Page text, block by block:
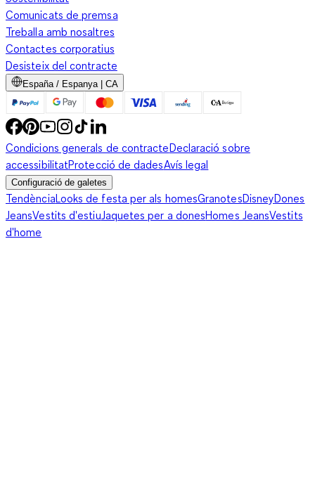
Comunicats de premsa
Treballa amb nosaltres
Contactes corporatius
Desisteix del contracte
España / Espanya | CA
Condicions generals de contracteDeclaració sobre
accessibilitatProtecció de dadesAvís legal
Configuració de galetes
TendènciaLooks de festa per als homesGranotesDisneyDones
JeansVestits d'estiuJaquetes per a donesHomes JeansVestits
d'home